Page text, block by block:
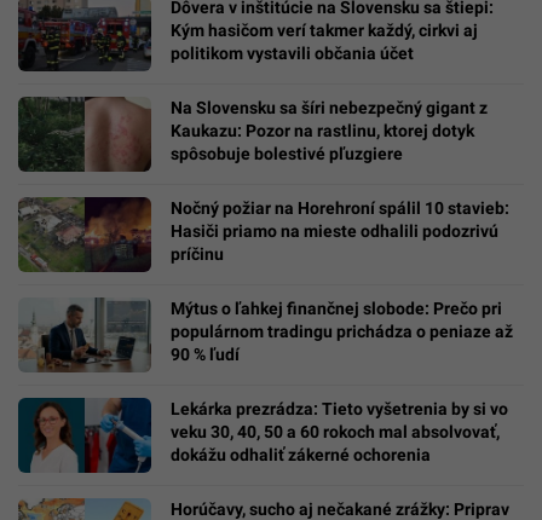
Dôvera v inštitúcie na Slovensku sa štiepi:
Kým hasičom verí takmer každý, cirkvi aj
politikom vystavili občania účet
Na Slovensku sa šíri nebezpečný gigant z
Kaukazu: Pozor na rastlinu, ktorej dotyk
spôsobuje bolestivé pľuzgiere
Nočný požiar na Horehroní spálil 10 stavieb:
Hasiči priamo na mieste odhalili podozrivú
príčinu
Mýtus o ľahkej finančnej slobode: Prečo pri
populárnom tradingu prichádza o peniaze až
90 % ľudí
Lekárka prezrádza: Tieto vyšetrenia by si vo
veku 30, 40, 50 a 60 rokoch mal absolvovať,
dokážu odhaliť zákerné ochorenia
Horúčavy, sucho aj nečakané zrážky: Priprav